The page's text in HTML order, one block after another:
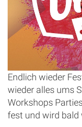
Endlich wieder
wieder alles ums
Workshops
fest und wird bald